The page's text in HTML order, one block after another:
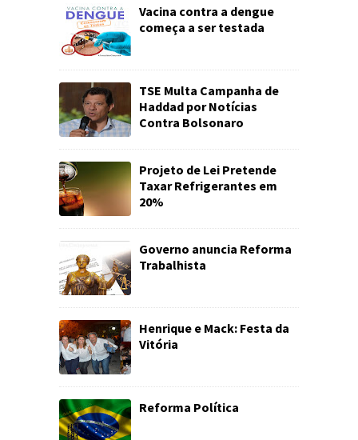
Vacina contra a dengue
começa a ser testada
TSE Multa Campanha de
Haddad por Notícias
Contra Bolsonaro
Projeto de Lei Pretende
Taxar Refrigerantes em
20%
Governo anuncia Reforma
Trabalhista
Henrique e Mack: Festa da
Vitória
Reforma Política